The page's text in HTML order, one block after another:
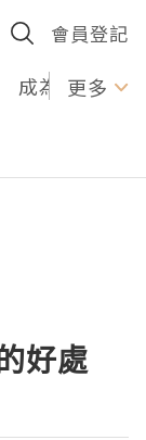
會員登記
成為U更多
好處